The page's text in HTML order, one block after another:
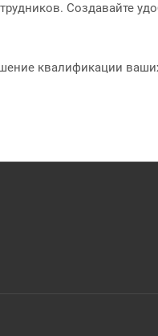
Создавайте
квалификации